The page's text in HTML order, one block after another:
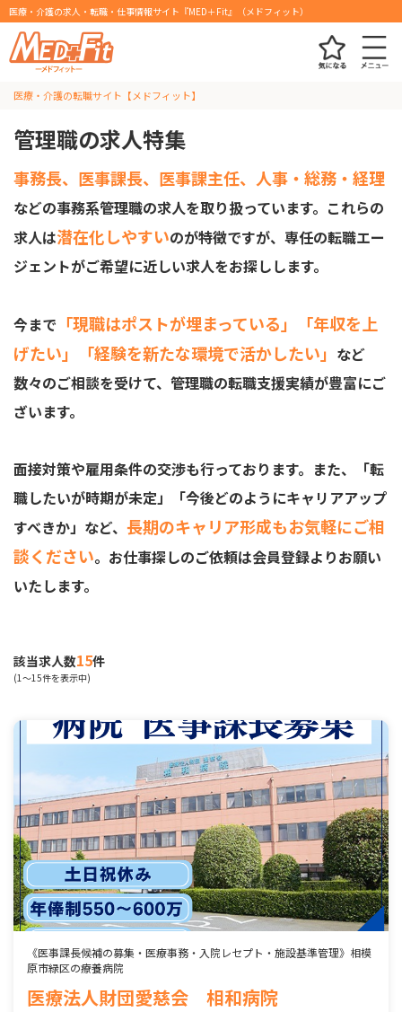
医療・介護の求人・転職・仕事情報サイト『MED＋Fit』（メドフィット）
医療・介護の転職サイト【メドフィット】
管理職の求人特集
事務長、医事課長、医事課主任、人事・総務・経理
などの事務系管理職の求人を取り扱っています。これらの
求人は潜在化しやすいのが特徴ですが、専任の転職エー
ジェントがご希望に近しい求人をお探しします。
今まで 「現職はポストが埋まっている」「年収を上
げたい」「経験を新たな環境で活かしたい」 など
数々のご相談を受けて、管理職の転職支援実績が豊富にご
ざいます。
面接対策や雇用条件の交渉も行っております。また、「転
職したいが時期が未定」「今後どのようにキャリアアップ
すべきか」など、 長期のキャリア形成もお気軽にご相
談ください。お仕事探しのご依頼は会員登録よりお願い
いたします。
該当求人数15件
(1～15件を表示中)
《医事課長候補の募集・医療事務・入院レセプト・施設基準管理》相模
原市緑区の療養病院
医療法人財団愛慈会 相和病院